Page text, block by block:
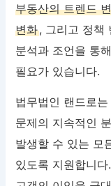
부동산의 트렌드
변화, 그리고 정책
분석과 조언을 통
필요가 있습니다.
법무법인 랜드로
문제의 지속적인
발생할 수 있는 모
있도록 지원합니